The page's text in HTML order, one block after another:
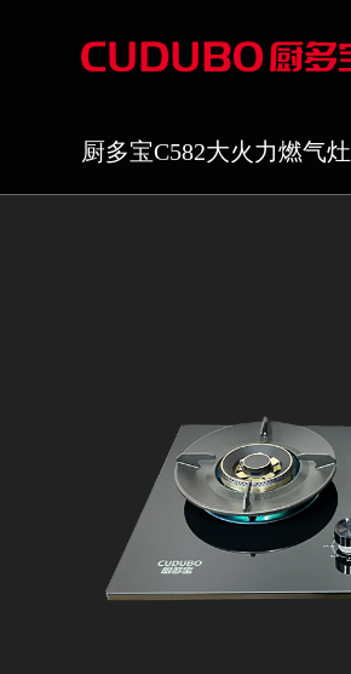
厨多宝C582大火力燃气灶